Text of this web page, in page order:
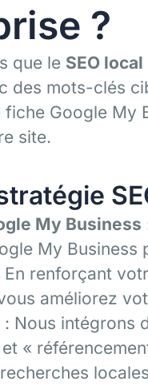
?
que le SEO local
des mots-clés
Google My
site.
My Business
My Business
renforçant
améliorez
: Nous intégrons
«